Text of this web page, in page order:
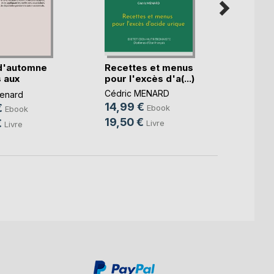
aux
Ebook
Livre
Recettes et menus
pour l'excès d'a(...)
Cédric MENARD
14,99 € Ebook
19,50 € Livre